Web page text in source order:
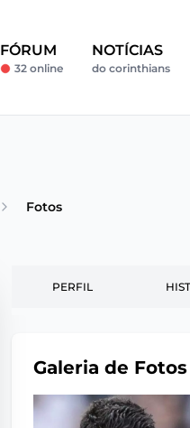
FÓRUM
32 online
NOTÍCIAS
do corinthians
Fotos
PERFIL
Galeria de Fotos